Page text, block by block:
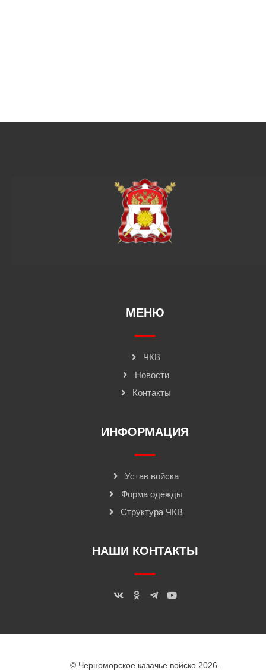
МЕНЮ
ЧКВ
Новости
Контакты
ИНФОРМАЦИЯ
Устав войска
Форма одежды
Структура ЧКВ
НАШИ КОНТАКТЫ
© Черноморское казачье войско 2026.